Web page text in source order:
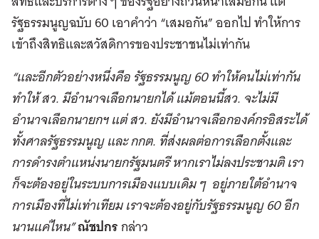
รัฐธรรมนูญฉบับ 60 เอาคำว่า “เสมอกัน” ออกไป ทำให้การ
เข้าถึงสิทธิและสวัสดิการของประชาชนไม่เท่ากัน
“และอีกตัวอย่างหนึ่งคือ รัฐธรรมนูญ60ทำให้คนไม่เท่ากัน
ทำให้ สว. มีอำนาจเลือกนายกได้ แม้ตอนนี้สว. จะไม่มี
อำนาจเลือกนายกฯ แต่ สว. ยังมีอำนาจเลือกองค์กรอิสระได้
ทั้งศาลรัฐธรรมนูญ และ กกต. ที่ส่งผลต่อการเลือกตั้งและ
การดำรงตำแหน่งนายกรัฐมนตรี หากเราไม่ลงประชามติ เรา
ก็จะต้องอยู่ในระบบการเมืองแบบเดิม ๆ อยู่ภายใต้อำนาจ
การเมืองที่ไม่เท่าเทียม เราจะต้องอยู่กับรัฐธรรมนูญ60อีก
นานแค่ไหน”ณัชปกรกล่าว